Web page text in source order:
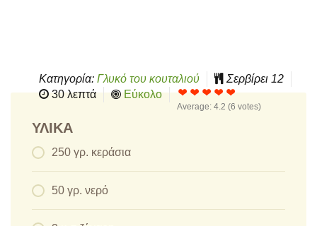
Κατηγορία: Γλυκό του κουταλιού Σερβίρει 12
30 λεπτά
Εύκολο
Average: 4.2 (6 votes)
ΥΛΙΚΆ
250 γρ. κεράσια
50 γρ. νερό